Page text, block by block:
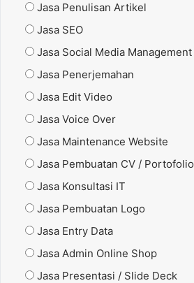
Jasa Penulisan Artikel
Jasa SEO
Jasa Social Media Management
Jasa Penerjemahan
Jasa Edit Video
Jasa Voice Over
Jasa Maintenance Website
Jasa Pembuatan CV / Portofolio
Jasa Konsultasi IT
Jasa Pembuatan Logo
Jasa Entry Data
Jasa Admin Online Shop
Jasa Presentasi / Slide Deck